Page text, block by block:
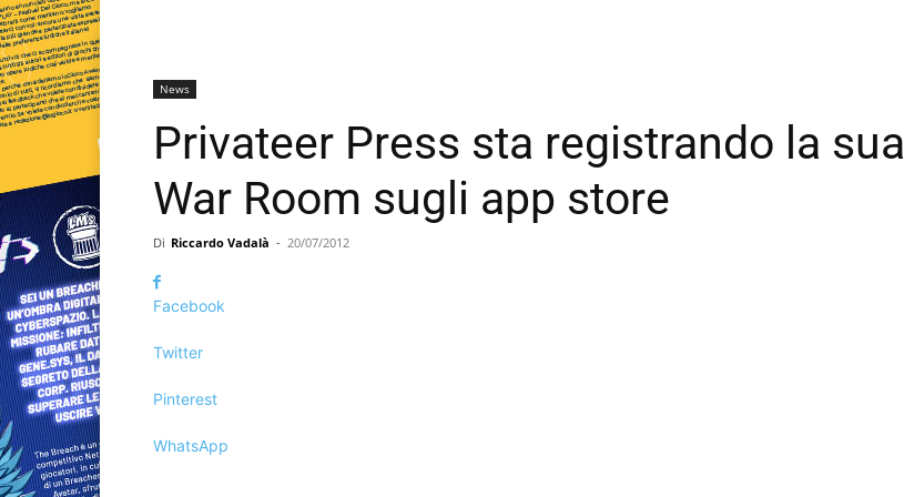
News
Privateer Press sta registrando la sua
War Room sugli app store
Di Riccardo Vadalà - 20/07/2012
Facebook
Twitter
Pinterest
WhatsApp